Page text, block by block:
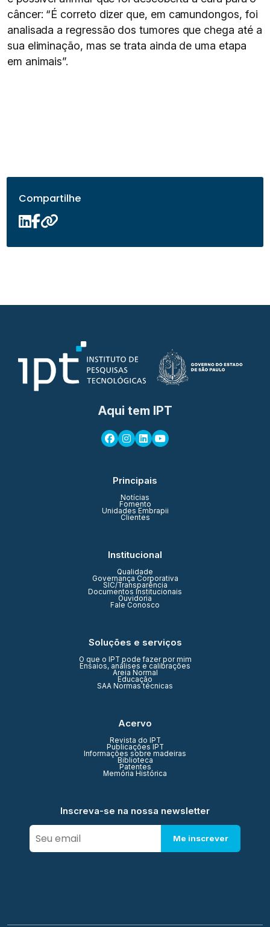
câncer: “É correto dizer que, em camundongos, foi
analisada a regressão dos tumores que chega até a
sua eliminação, mas se trata ainda de uma etapa
em animais”.
Compartilhe
Aqui tem IPT
Principais
Notícias
Fomento
Unidades Embrapii
Clientes
Institucional
Qualidade
Governança Corporativa
SIC/Transparência
Documentos Institucionais
Ouvidoria
Fale Conosco
Soluções e serviços
O que o IPT pode fazer por mim
Ensaios, análises e calibrações
Areia Normal
Educação
SAA Normas técnicas
Acervo
Revista do IPT
Publicações IPT
Informações sobre madeiras
Biblioteca
Patentes
Memória Histórica
Inscreva-se na nossa newsletter
Me inscrever